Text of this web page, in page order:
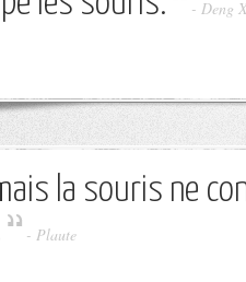
- Deng
la souris ne
- Plaute